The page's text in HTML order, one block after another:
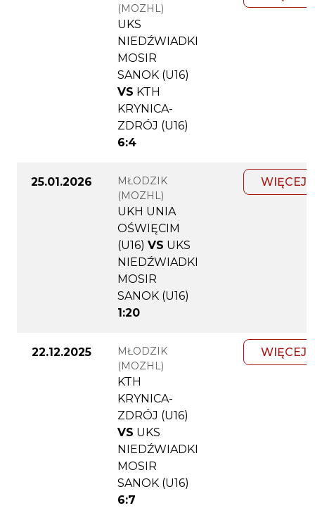
(MOZHL)
UKS
NIEDŹWIADKI
MOSIR
SANOK (U16)
VS KTH
KRYNICA-
ZDRÓJ (U16)
6:4
25.01.2026
MŁODZIK
(MOZHL)
UKH UNIA
OŚWIĘCIM
(U16) VS UKS
NIEDŹWIADKI
MOSIR
SANOK (U16)
1:20
WIĘCEJ
22.12.2025
MŁODZIK
(MOZHL)
KTH
KRYNICA-
ZDRÓJ (U16)
VS UKS
NIEDŹWIADKI
MOSIR
SANOK (U16)
6:7
WIĘCEJ